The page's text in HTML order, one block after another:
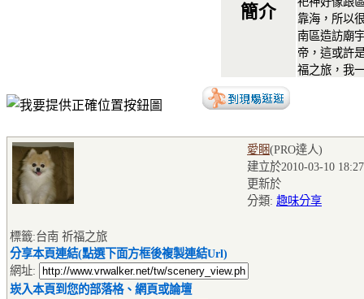
簡介
靠海，所以
南區造訪廟
帝，這或許
福之旅，我
愛睏(PRO達人)
建立於2010-03-10
更新於
分類: 趣味分享
標籤:台南 祈福之旅
分享本頁連結(點選下面方框後複製連結Url)
網址:
崁入本頁到您的部落格、網頁或論壇